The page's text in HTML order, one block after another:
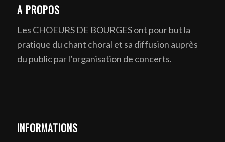
A PROPOS
Les CHOEURS DE BOURGES ont pour but la
pratique du chant choral et sa diffusion auprès
du public par l’organisation de concerts.
INFORMATIONS